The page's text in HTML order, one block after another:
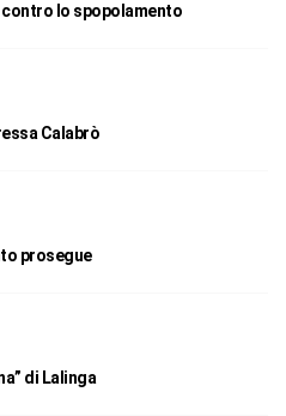
contro lo spopolamento
Calabrò
prosegue
di Lalinga